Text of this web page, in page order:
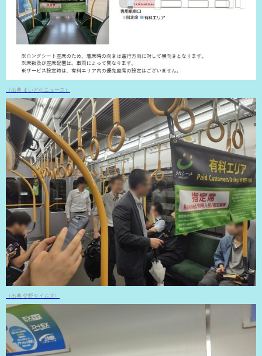
（出典 まいどなニュース）
（出典 交野タイムズ）